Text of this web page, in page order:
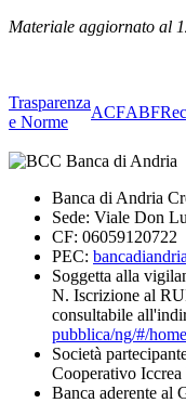
Materiale aggiornato al
Trasparenza
e Norme
ACFABF
Banca di Andria
Sede: Viale Don
CF: 06059120722
PEC:
Soggetta alla
N. Iscrizione al
consultabile
pubblica/ng/#/home
Società
Cooperativo
Banca aderente al